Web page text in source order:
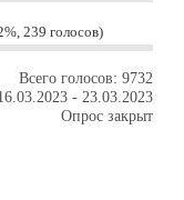
239 голосов
Всего голосов: 9732
- 23.03.2023
Опрос закрыт